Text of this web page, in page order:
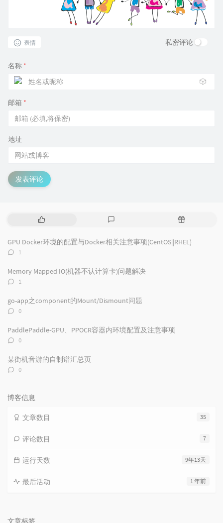
表情 私密评论
名称 *
🎲
邮箱 *
地址
发表评论
热
文
章
评
论
随
文
章
GPU Docker环境的配置与Docker相关注意事项(CentOS||RHEL)
评
数：
1
Memory Mapped IO(机器不认计算卡)问题解决
评
数：
1
go-app之component的Mount/Dismount问题
评
数：
0
PaddlePaddle-GPU、PPOCR容器内环境配置及注意事项
评
数：
0
某街机音游的自制谱汇总页
评
0
博客信息
35
文章数目
7
评论数目
9年13天
运行天数
1 年前
最后活动
文章标签